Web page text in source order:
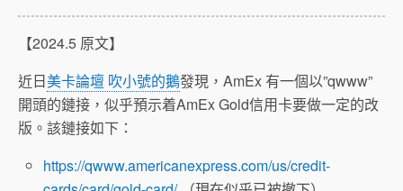
【2024.5 原文】
近日美卡論壇 吹小號的鵝發現，AmEx 有一個以”qwww”
開頭的鏈接，似乎預示着AmEx Gold信用卡要做一定的改
版。該鏈接如下：
https://qwww.americanexpress.com/us/credit-